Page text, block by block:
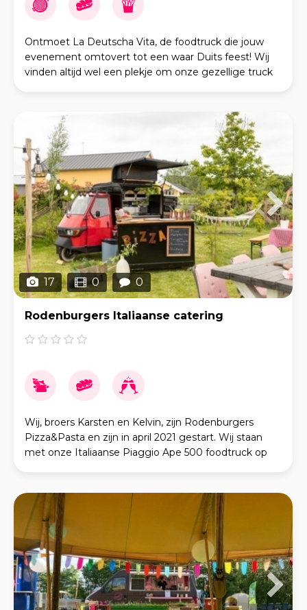
Ontmoet La Deutscha Vita, de foodtruck die jouw
evenement omtovert tot een waar Duits feest! Wij
vinden altijd wel een plekje om onze gezellige truck
17 0 0
Rodenburgers Italiaanse catering
Wij, broers Karsten en Kelvin, zijn Rodenburgers
Pizza&Pasta en zijn in april 2021 gestart. Wij staan
met onze Italiaanse Piaggio Ape 500 foodtruck op